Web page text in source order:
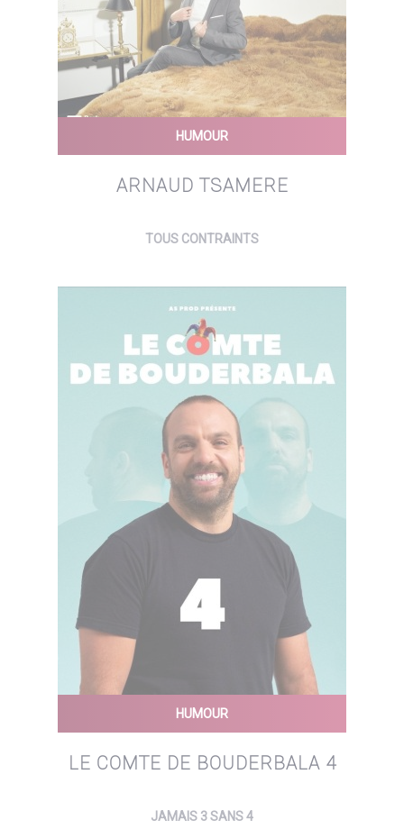
HUMOUR
ARNAUD TSAMERE
TOUS CONTRAINTS
HUMOUR
LE COMTE DE BOUDERBALA 4
JAMAIS 3 SANS 4